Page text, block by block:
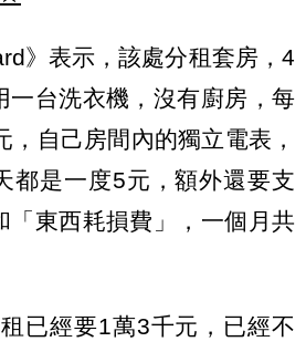
》表示，該處分租套房，4
一台洗衣機，沒有廚房，每
，自己房間內的獨立電表，
都是一度5元，額外還要支
「東西耗損費」，一個月共
已經要1萬3千元，已經不